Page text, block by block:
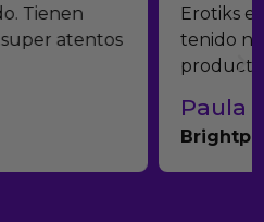
más me gustan. No he
con los
y Rotador